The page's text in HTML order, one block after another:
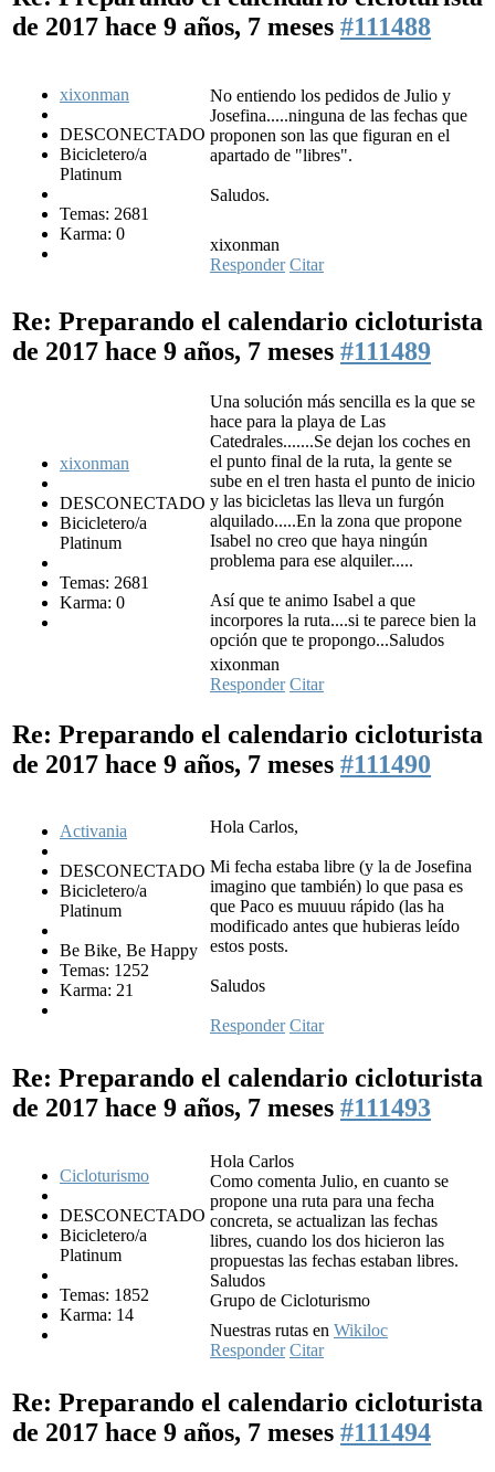
de 2017 hace 9 años, 7 meses #111488
xixonman
DESCONECTADO
Bicicletero/a
Platinum
Temas: 2681
Karma: 0
No entiendo los pedidos de Julio y
Josefina.....ninguna de las fechas que
proponen son las que figuran en el
apartado de "libres".
Saludos.
xixonman
Responder Citar
Re: Preparando el calendario cicloturista
de 2017 hace 9 años, 7 meses #111489
xixonman
DESCONECTADO
Bicicletero/a
Platinum
Temas: 2681
Karma: 0
Una solución más sencilla es la que se
hace para la playa de Las
Catedrales.......Se dejan los coches en
el punto final de la ruta, la gente se
sube en el tren hasta el punto de inicio
y las bicicletas las lleva un furgón
alquilado.....En la zona que propone
Isabel no creo que haya ningún
problema para ese alquiler.....
Así que te animo Isabel a que
incorpores la ruta....si te parece bien la
opción que te propongo...Saludos
xixonman
Responder Citar
Re: Preparando el calendario cicloturista
de 2017 hace 9 años, 7 meses #111490
Activania
DESCONECTADO
Bicicletero/a
Platinum
Be Bike, Be Happy
Temas: 1252
Karma: 21
Hola Carlos,
Mi fecha estaba libre (y la de Josefina
imagino que también) lo que pasa es
que Paco es muuuu rápido (las ha
modificado antes que hubieras leído
estos posts.
Saludos
Responder Citar
Re: Preparando el calendario cicloturista
de 2017 hace 9 años, 7 meses #111493
Cicloturismo
DESCONECTADO
Bicicletero/a
Platinum
Temas: 1852
Karma: 14
Hola Carlos
Como comenta Julio, en cuanto se
propone una ruta para una fecha
concreta, se actualizan las fechas
libres, cuando los dos hicieron las
propuestas las fechas estaban libres.
Saludos
Grupo de Cicloturismo
Nuestras rutas en Wikiloc
Responder Citar
Re: Preparando el calendario cicloturista
de 2017 hace 9 años, 7 meses #111494